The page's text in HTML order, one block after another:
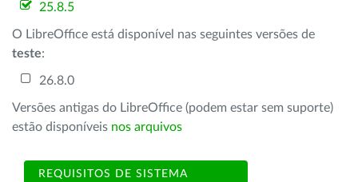
25.8.5
O LibreOffice está disponível nas seguintes versões de
teste:
26.8.0
Versões antigas do LibreOffice (podem estar sem suporte)
estão disponíveis nos arquivos
REQUISITOS DE SISTEMA